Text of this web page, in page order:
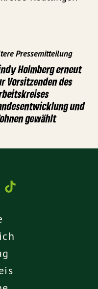
Pressemitteilung
Holmberg erneut
Vorsitzenden des
und
gewählt